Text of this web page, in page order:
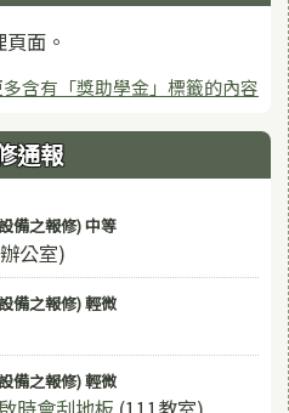
面。
多含有「獎助學金」標籤的內容
通報
備之報修) 中等
公室)
備之報修) 輕微
備之報修) 輕微